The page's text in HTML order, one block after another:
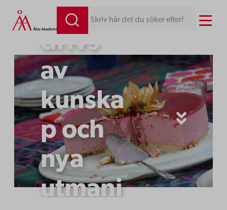
Hoppa
till
Skriv här det du söker efter! Menu
Rina
drivs
av
kunska
p och
nya
utmani